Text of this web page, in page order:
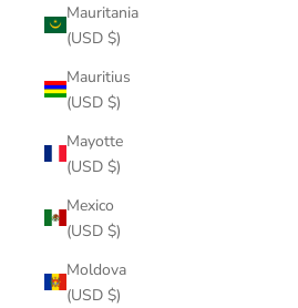
Mauritania
(USD $)
Mauritius
(USD $)
Mayotte
(USD $)
Mexico
(USD $)
Moldova
(USD $)